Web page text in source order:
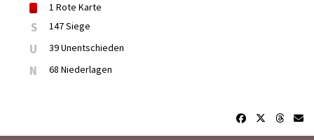
1 Rote Karte
S 147 Siege
U 39 Unentschieden
N 68 Niederlagen